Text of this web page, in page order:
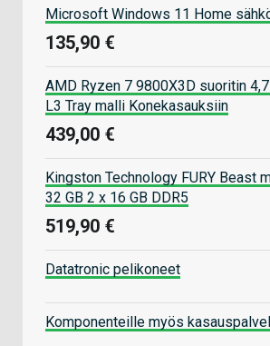
Microsoft Windows 11 Home
135,90 €
AMD Ryzen 7 9800X3D suoritin
L3 Tray malli Konekasauksiin
439,00 €
Kingston Technology FURY Beast
32 GB 2 x 16 GB DDR5
519,90 €
Datatronic pelikoneet
Komponenteille myös